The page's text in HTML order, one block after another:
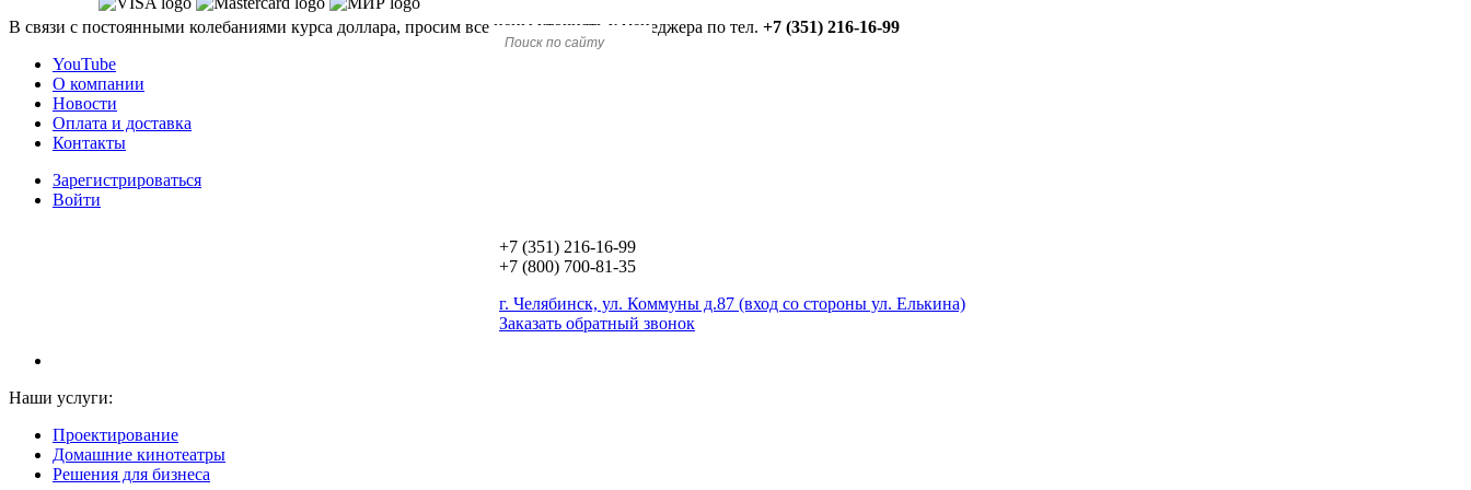
В связи с постоянными колебаниями курса доллара, просим все цены уточнять у менеджера по тел. +7 (351) 216-16-99
YouTube
О компании
Новости
Оплата и доставка
Контакты
Зарегистрироваться
Войти
+7 (351) 216-16-99
+7 (800) 700-81-35
г. Челябинск, ул. Коммуны д.87 (вход со стороны ул. Елькина)
Заказать обратный звонок
Наши услуги:
Проектирование
Домашние кинотеатры
Решения для бизнеса